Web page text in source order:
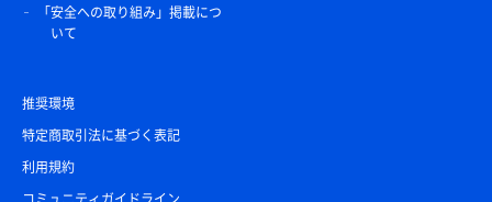
「安全への取り組み」掲載につ
いて
推奨環境
特定商取引法に基づく表記
利用規約